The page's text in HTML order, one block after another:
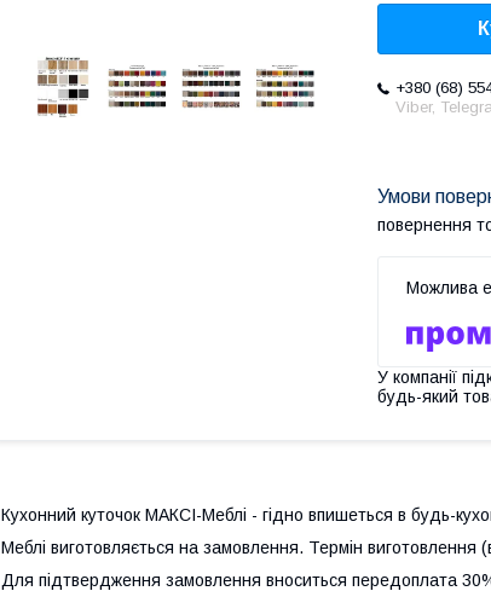
+380 (68)
Viber,
повернення
У компанії
будь-який
Кухонний куточок МАКСІ-Меблі - гідно впишеться в будь-
Меблі виготовляється на замовлення. Термін виготовлення
Для підтвердження замовлення вноситься передоплата